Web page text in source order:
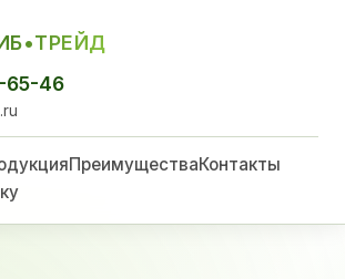
65-46
ПреимуществаКонтакты